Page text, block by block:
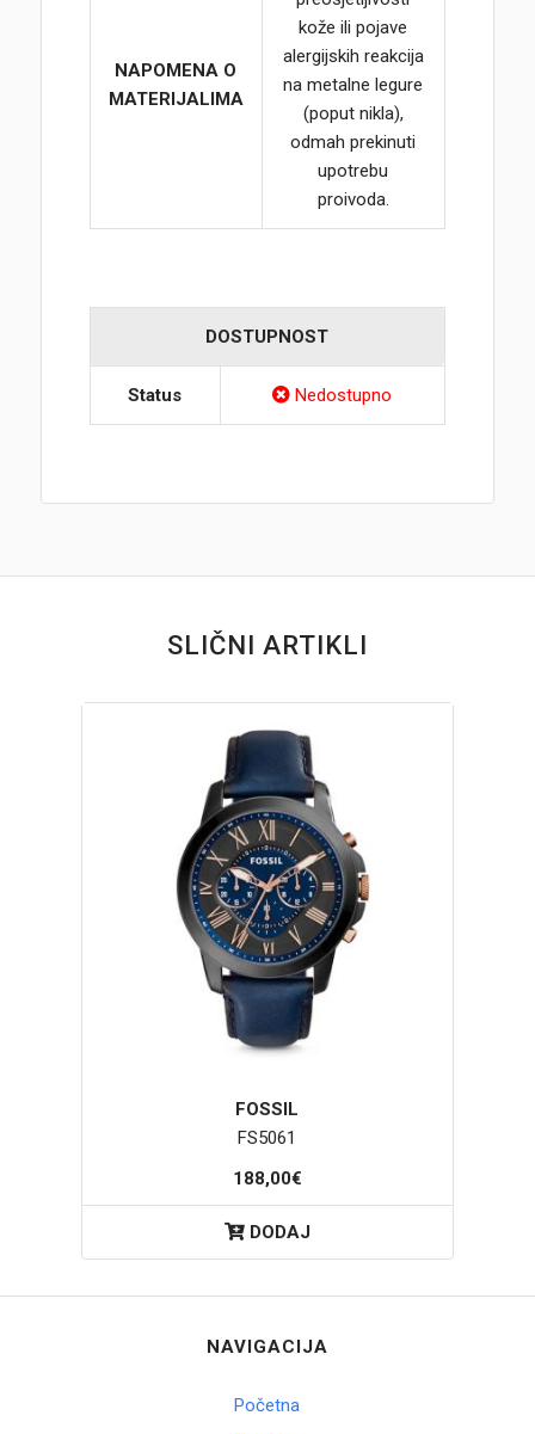
NAPOMENA O
MATERIJALIMA
kože ili pojave
alergijskih reakcija
na metalne legure
(poput nikla),
odmah prekinuti
upotrebu
proivoda.
DOSTUPNOST
Status Nedostupno
SLIČNI ARTIKLI
FOSSIL
FS5061
188,00€
DODAJ
NAVIGACIJA
Početna